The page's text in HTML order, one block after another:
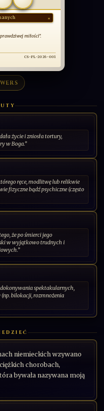
Bogu i prawdziwej miłości".
ŚWIĘTYCH
PAŃSCY | 2026 | POLSKA
życie i zniosła tortury,
w Boga.”
ręce, modlitwę lub relikwie
fizyczne bądź psychiczne (często
że po śmierci jego
w wyjątkowo trudnych i
spektakularnych,
bilokacji, rozmnożenia
niemieckich wzywano
chorobach,
bywała nazywana moją